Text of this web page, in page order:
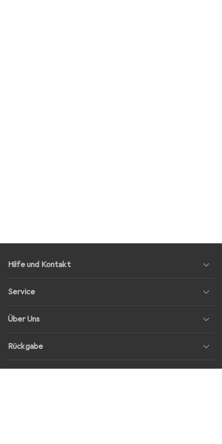
Hilfe und Kontakt
Service
Über Uns
Rückgabe